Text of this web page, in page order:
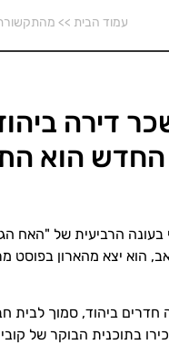
עמוד הבית >>
שכר דירה
החדש הוא
ורדי בעונה הרביעית של
שהפך לאב, הוא יצא
בתוכנית הבוקר של